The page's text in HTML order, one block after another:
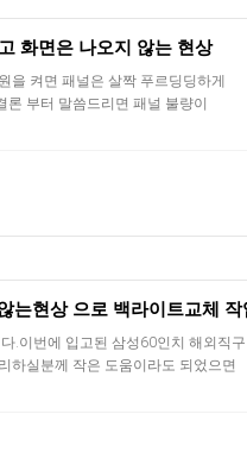
화면은 나오지 않는 현상
을 켜면 패널은 살짝 푸르딩딩하게
부터 말씀드리면 패널 불량이
는현상 으로 백라이트교체 작
.이번에 입고된 삼성60인치 해외직구
하실분께 작은 도움이라도 되었으면